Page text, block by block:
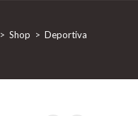
> Shop > Deportiva